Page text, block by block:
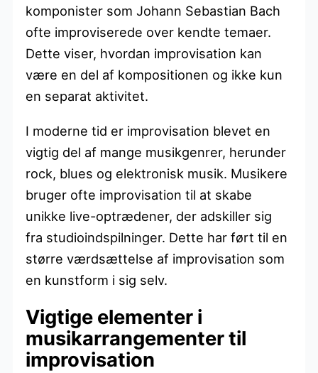
komponister som Johann Sebastian Bach
ofte improviserede over kendte temaer.
Dette viser, hvordan improvisation kan
være en del af kompositionen og ikke kun
en separat aktivitet.
I moderne tid er improvisation blevet en
vigtig del af mange musikgenrer, herunder
rock, blues og elektronisk musik. Musikere
bruger ofte improvisation til at skabe
unikke live-optrædener, der adskiller sig
fra studioindspilninger. Dette har ført til en
større værdsættelse af improvisation som
en kunstform i sig selv.
Vigtige elementer i
musikarrangementer til
improvisation